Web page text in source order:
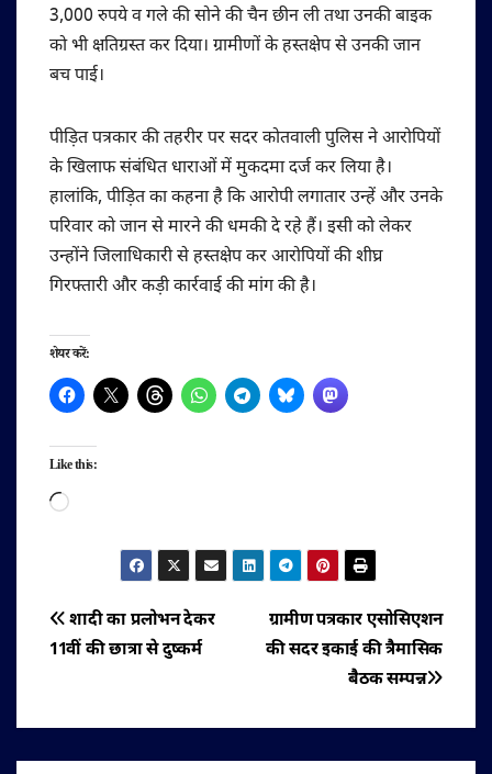
3,000 रुपये व गले की सोने की चैन छीन ली तथा उनकी बाइक
को भी क्षतिग्रस्त कर दिया। ग्रामीणों के हस्तक्षेप से उनकी जान
बच पाई।
पीड़ित पत्रकार की तहरीर पर सदर कोतवाली पुलिस ने आरोपियों
के खिलाफ संबंधित धाराओं में मुकदमा दर्ज कर लिया है।
हालांकि, पीड़ित का कहना है कि आरोपी लगातार उन्हें और उनके
परिवार को जान से मारने की धमकी दे रहे हैं। इसी को लेकर
उन्होंने जिलाधिकारी से हस्तक्षेप कर आरोपियों की शीघ्र
गिरफ्तारी और कड़ी कार्रवाई की मांग की है।
शेयर करें:
Like this:
Loading…
पोस्ट
नेविगेशन
ग्रामीण पत्रकार एसोसिएशन
की सदर इकाई की त्रैमासिक
बैठक सम्पन्न
शादी का प्रलोभन देकर
11वीं की छात्रा से दुष्कर्म